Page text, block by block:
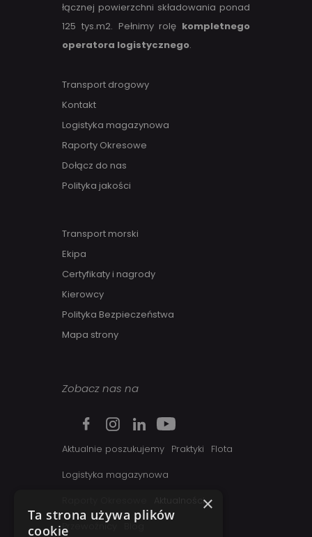
łącznej powierzchni składowania ponad
125 tys.m2. Pełnimy rolę kompletnego
operatora logistycznego.
Transport drogowy
Kontakt
Logistyka magazynowa
Raporty Okresowe
Dołącz do nas
Polityka jakości
Transport morski
Ekipa
Certyfikaty i nagrody
Kierowcy
Polityka Bezpieczeństwa
Mapa strony
Zobacz nas na
Aktualnie poszukujemy Praktyki
Flota
Logistyka magazynowa
Aktualności
Przewoźnicy
Blog
×
Ta strona używa plików
cookie